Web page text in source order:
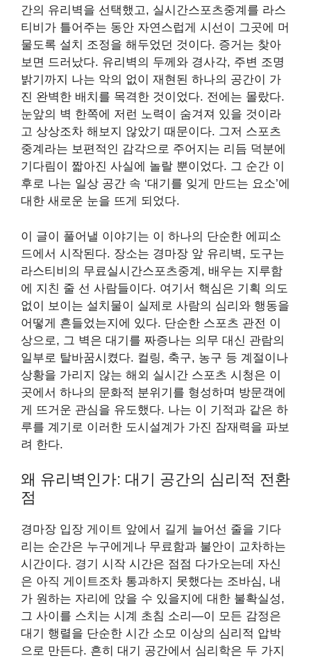
간의 유리벽을 선택했고, 실시간스포츠중계를 라스
티비가 틀어주는 동안 자연스럽게 시선이 그곳에 머
물도록 설치 조정을 해두었던 것이다. 증거는 찾아
보면 드러났다. 유리벽의 두께와 경사각, 주변 조명
밝기까지 나는 악의 없이 재현된 하나의 공간이 가
진 완벽한 배치를 목격한 것이었다. 전에는 몰랐다.
눈앞의 벽 한쪽에 저런 노력이 숨겨져 있을 것이라
고 상상조차 해보지 않았기 때문이다. 그저 스포츠
중계라는 보편적인 감각으로 주어지는 리듬 덕분에
기다림이 짧아진 사실에 놀랄 뿐이었다. 그 순간 이
후로 나는 일상 공간 속 ‘대기를 잊게 만드는 요소’에
대한 새로운 눈을 뜨게 되었다.
이 글이 풀어낼 이야기는 이 하나의 단순한 에피소
드에서 시작된다. 장소는 경마장 앞 유리벽, 도구는
라스티비의 무료실시간스포츠중계, 배우는 지루함
에 지친 줄 선 사람들이다. 여기서 핵심은 기획 의도
없이 보이는 설치물이 실제로 사람의 심리와 행동을
어떻게 흔들었는지에 있다. 단순한 스포츠 관전 이
상으로, 그 벽은 대기를 짜증나는 의무 대신 관람의
일부로 탈바꿈시켰다. 컬링, 축구, 농구 등 계절이나
상황을 가리지 않는 해외 실시간 스포츠 시청은 이
곳에서 하나의 문화적 분위기를 형성하며 방문객에
게 뜨거운 관심을 유도했다. 나는 이 기적과 같은 하
루를 계기로 이러한 도시설계가 가진 잠재력을 파보
려 한다.
왜 유리벽인가: 대기 공간의 심리적 전환
점
경마장 입장 게이트 앞에서 길게 늘어선 줄을 기다
리는 순간은 누구에게나 무료함과 불안이 교차하는
시간이다. 경기 시작 시간은 점점 다가오는데 자신
은 아직 게이트조차 통과하지 못했다는 조바심, 내
가 원하는 자리에 앉을 수 있을지에 대한 불확실성,
그 사이를 스치는 시계 초침 소리—이 모든 감정은
대기 행렬을 단순한 시간 소모 이상의 심리적 압박
으로 만든다. 흔히 대기 공간에서 심리학은 두 가지